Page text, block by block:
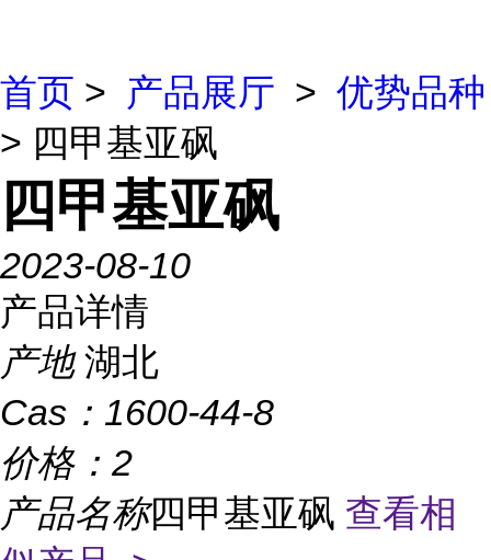
首页 > 产品展厅 > 优势品种
> 四甲基亚砜
四甲基亚砜
2023-08-10
产品详情
产地 湖北
Cas： 1600-44-8
价格： 2
产品名称四甲基亚砜 查看相